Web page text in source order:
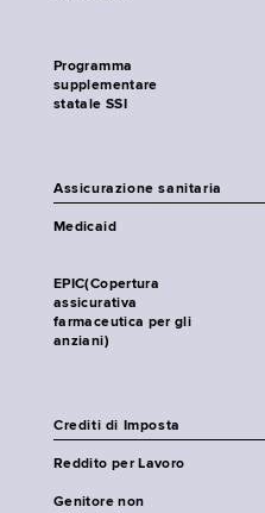
Programma
supplementare
statale SSI
Assicurazione sanitaria
Medicaid
EPIC(Copertura
assicurativa
farmaceutica per gli
anziani)
Crediti di Imposta
Reddito per Lavoro
Genitore non